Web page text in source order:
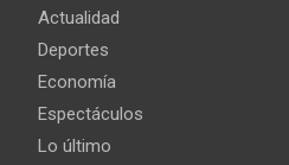
Actualidad
Deportes
Economía
Espectáculos
Lo último